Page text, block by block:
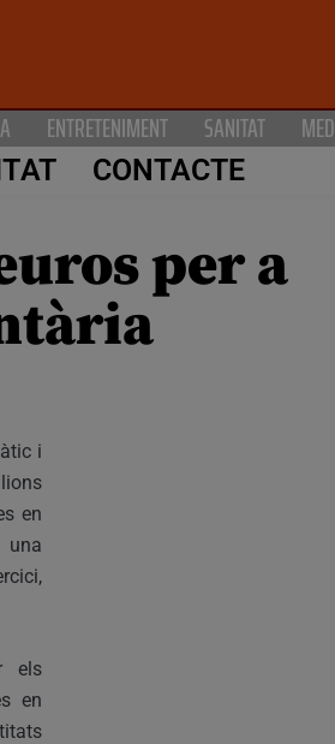
ENTRETENIMENT SANITAT
CONTACTE
per a
i
en
una
els
en